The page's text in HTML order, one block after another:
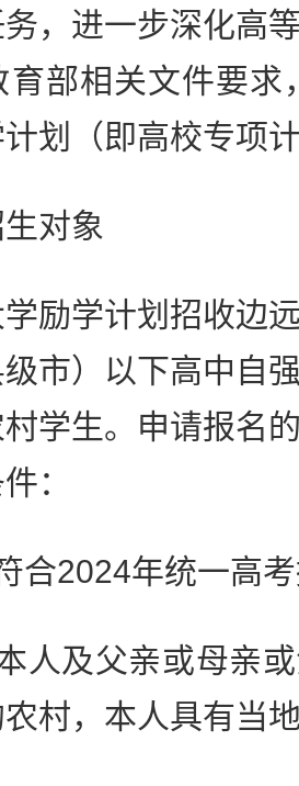
，进一步深化高
育部相关文件要求
划（即高校专项
对象
学计划招收边远
市）以下高中自
学生。申请报名
：
2024年统一高考
及父亲或母亲或
村，本人具有当